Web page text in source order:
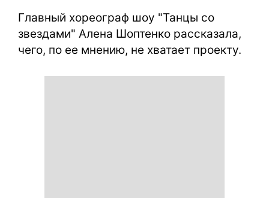
Главный хореограф шоу "Танцы со
звездами" Алена Шоптенко рассказала,
чего, по ее мнению, не хватает проекту.